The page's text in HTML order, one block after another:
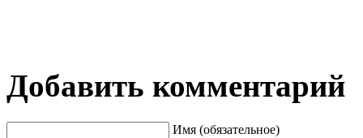
Добавить комментарий
Имя (обязательное)